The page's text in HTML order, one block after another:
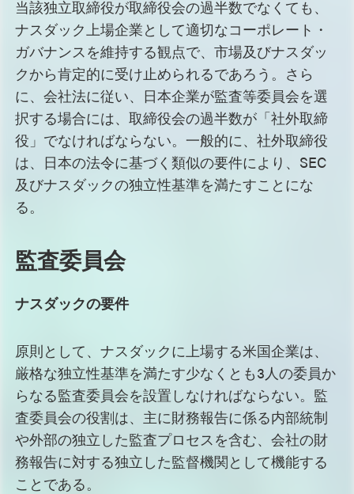
当該独立取締役が取締役会の過半数でなくても、
ナスダック上場企業として適切なコーポレート・
ガバナンスを維持する観点で、市場及びナスダッ
クから肯定的に受け止められるであろう。さら
に、会社法に従い、日本企業が監査等委員会を選
択する場合には、取締役会の過半数が「社外取締
役」でなければならない。一般的に、社外取締役
は、日本の法令に基づく類似の要件により、SEC
及びナスダックの独立性基準を満たすことにな
る。
監査委員会
ナスダックの要件
原則として、ナスダックに上場する米国企業は、
厳格な独立性基準を満たす少なくとも3人の委員か
らなる監査委員会を設置しなければならない。監
査委員会の役割は、主に財務報告に係る内部統制
や外部の独立した監査プロセスを含む、会社の財
務報告に対する独立した監督機関として機能する
ことである。